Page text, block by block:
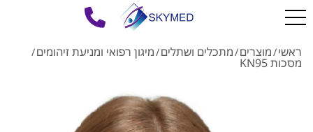
ראשי/מוצרים/מתכלים ושתלים/מיגון רפואי ומניעת זיהומים/
מסכות KN95